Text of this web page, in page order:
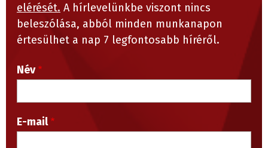
elérését. A hírlevelünkbe viszont nincs
beleszólása, abból minden munkanapon
értesülhet a nap 7 legfontosabb híréről.
Név
E-mail